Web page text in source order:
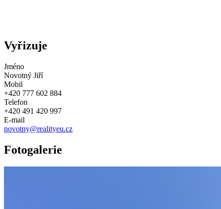
Vyřizuje
Jméno
Novotný Jiří
Mobil
+420 777 602 884
Telefon
+420 491 420 997
E-mail
novotny@realityeu.cz
Fotogalerie